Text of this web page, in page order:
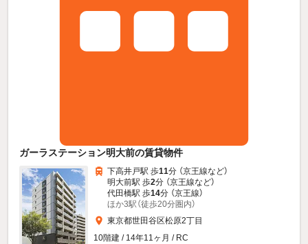
ガーラステーション明大前の賃貸物件
下高井戸駅 歩11分 （京王線など）
明大前駅 歩2分 （京王線など）
代田橋駅 歩14分 （京王線）
ほか3駅（徒歩20分圏内）
東京都世田谷区松原2丁目
10階建 / 14年11ヶ月 / RC